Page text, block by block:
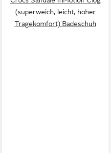
(superweich, leicht, hoher
Tragekomfort) Badeschuh